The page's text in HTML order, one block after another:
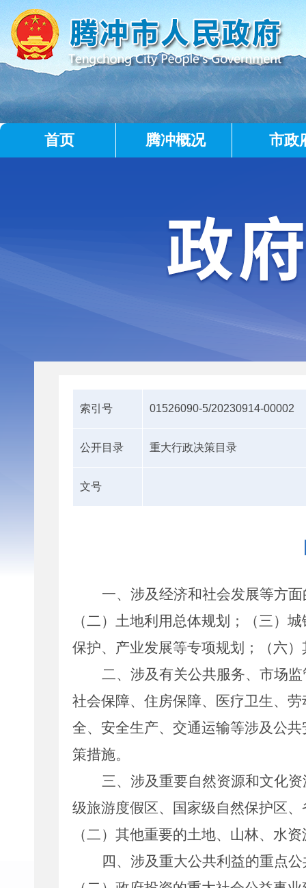
首页 腾冲概况 市政
索引号 01526090-5/20230914-00002
公开目录 重大行政决策目录
文号
一、涉及经济和社会发展等方
（二）土地利用总体规划；（三）
保护、产业发展等专项规划；（六
二、涉及有关公共服务、市场
社会保障、住房保障、医疗卫生、
全、安全生产、交通运输等涉及公
策措施。
三、涉及重要自然资源和文化
级旅游度假区、国家级自然保护区
（二）其他重要的土地、山林、水
四、涉及重大公共利益的重点